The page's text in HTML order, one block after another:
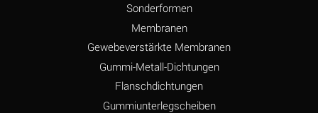
Ammonium Hydroxide
A
(Aqueous)
Ammonium Nitrite
B
Sonderformen
Membranen
Gewebeverstärkte Membranen
Gummi-Metall-Dichtungen
Flanschdichtungen
Gummiunterlegscheiben